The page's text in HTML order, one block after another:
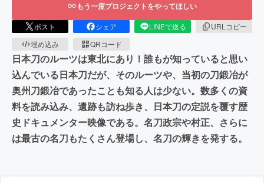
もう一度プロジェクトをやってほしい
ポスト シェア LINEで送る
URLコピー
埋め込み
QRコード
日本刀のルーツは東北にあり！誰もが知っていると思い
込んでいる日本刀だが、そのルーツや、当初の刀鍛冶が
奥州刀鍛冶であったことも知る人は少ない。数多くの資
料を読み込み、遺跡も訪ね歩き、日本刀の定説を覆す歴
史ドキュメンター映像である。名刀政宗や村正、さらに
は最古の名刀もたくさん登場し、名刀の輝きを発する。